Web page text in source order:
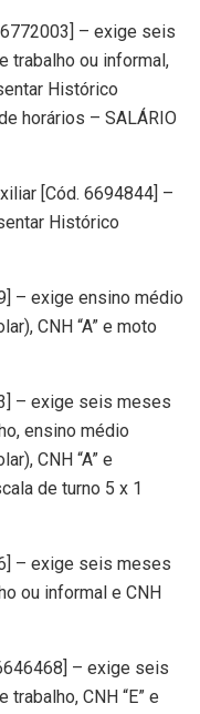
– exige seis
trabalho ou informal,
Histórico
horários – SALÁRIO
[Cód. 6694844] –
Histórico
– exige ensino médio
CNH “A” e moto
– exige seis meses
ensino médio
CNH “A” e
de turno 5 x 1
– exige seis meses
ou informal e CNH
– exige seis
CNH “E” e